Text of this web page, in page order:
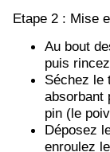
Etape 2 : Mise
Au bout
puis
Séchez le
absorbant
pin (le
Déposez
enroulez